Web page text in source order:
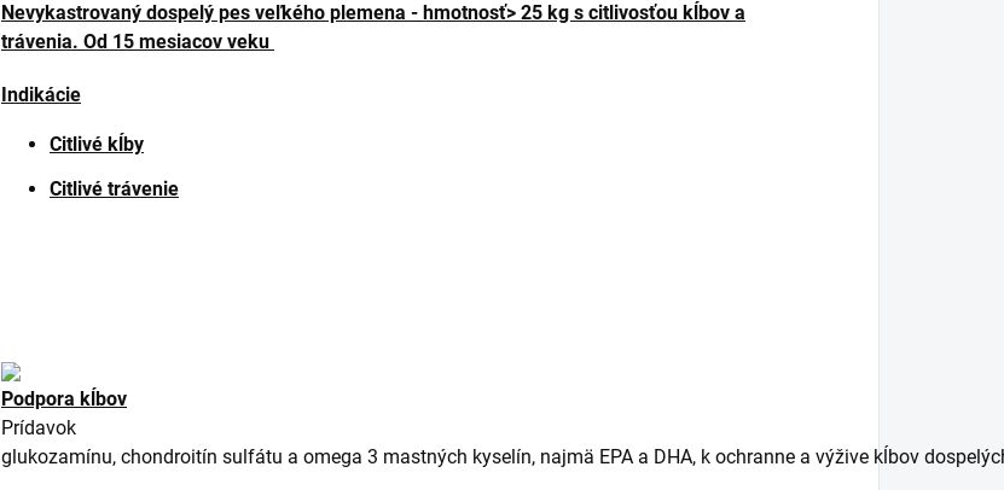
Nevykastrovaný dospelý pes veľkého plemena - hmotnosť> 25 kg s citlivosťou kĺbov a
trávenia. Od 15 mesiacov veku
Indikácie
Citlivé kĺby
Citlivé trávenie
Podpora kĺbov
Prídavok
glukozamínu, chondroitín sulfátu a omega 3 mastných kyselín, najmä EPA a DHA, k ochranne a výžive kĺbov